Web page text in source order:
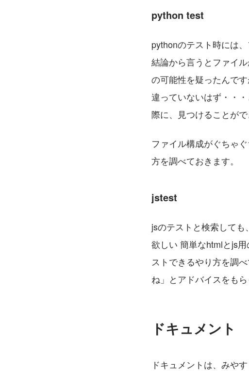
python test
pythonのテスト時には
結論から言うとファイ
の可能性を疑ったんで
違っていないはず・・
際に、見つけることがで
ファイル構成がぐちゃ
方を調べておきます。
jstest
jsのテストと検索して
欲しい 簡単なhtmlとjs
ストできるやり方を調
ね」とアドバイスをも
ドキュメント
ドキュメントは、みや